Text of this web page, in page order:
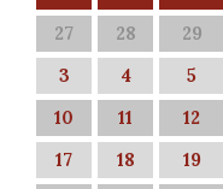
27 28 29
3
4 5
10
11 12
17
18 19